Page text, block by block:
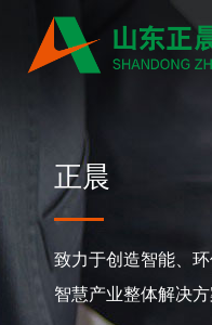
正晨
致力于创造智能、
智慧产业整体解决